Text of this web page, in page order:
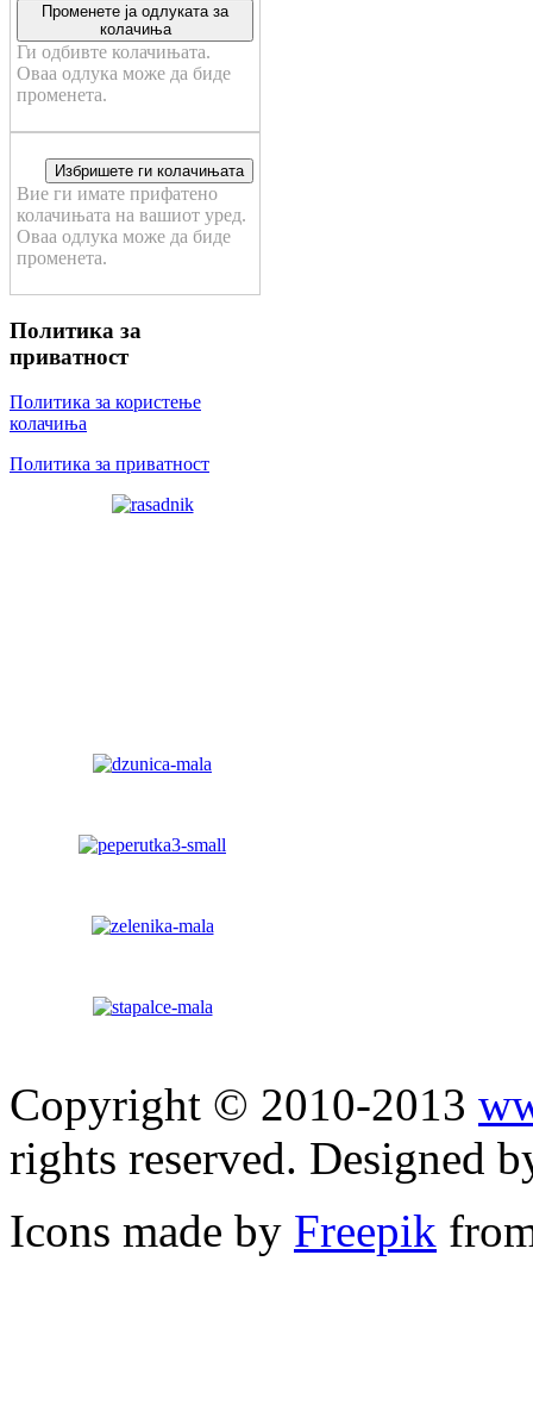
Променете ја одлуката за
колачиња
Ги одбивте колачињата.
Оваа одлука може да биде
променета.
Избришете ги колачињата
Вие ги имате прифатено
колачињата на вашиот уред.
Оваа одлука може да биде
променета.
Политика за
приватност
Политика за користење
колачиња
Политика за приватност
Copyright © 2010-2013
rights reserved. Designed
Icons made by Freepik